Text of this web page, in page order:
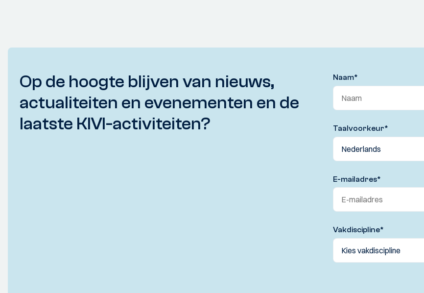
Op de hoogte blijven van nieuws,
actualiteiten en evenementen en de
laatste KIVI-activiteiten?
Naam*
Taalvoorkeur*
E-mailadres*
Vakdiscipline*